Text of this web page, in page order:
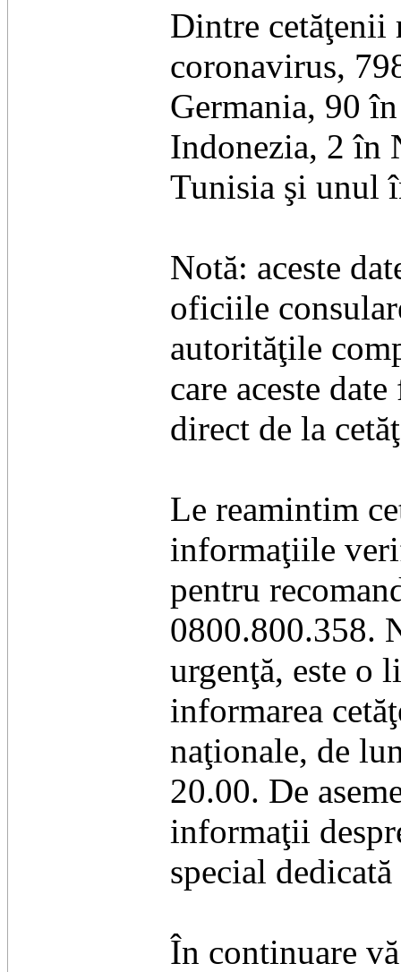
Dintre
coronavirus,
Germania, 90
Indonezia, 2 în
Tunisia şi unul
Notă: aceste
oficiile
autorităţile
care aceste
direct de la
Le reamintim
informaţiile
pentru
0800.800.358.
urgenţă, este o
informarea
naţionale, de
20.00. De
informaţii
special
În continuare